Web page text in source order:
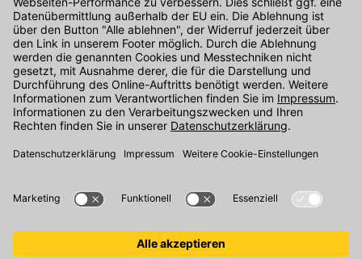
Kontakt
Unser Onlineshop Team ist montags bis freitags von 08:00 - 17:00
Uhr unter der Telefonnummer07071 / 151-151für Sie erreichbar.
Alternativ können Sie unser Kontaktformular nutzen.
Den Kontakt direkt in unsere Niederlassungen finden Sie